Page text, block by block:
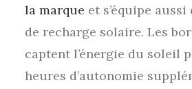
la marque et s’équipe
de recharge solaire. Les
captent l’énergie du soleil
heures d’autonomie